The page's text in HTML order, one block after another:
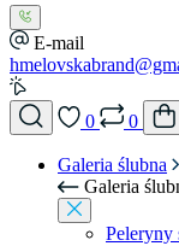
E-mail
0 0
Galeria ślubna
Galeria
Peleryny